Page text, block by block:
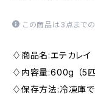
この商品は3点までの
♢商品名:エテカレイ
♢内容量:600g （5匹
♢保存方法:冷凍庫で